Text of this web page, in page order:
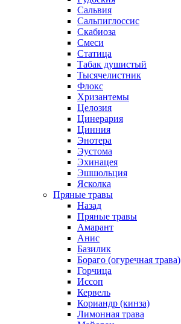
Сальвия
Сальпиглоссис
Скабиоза
Смеси
Статица
Табак душистый
Тысячелистник
Флокс
Хризантемы
Целозия
Цинерария
Цинния
Энотера
Эустома
Эхинацея
Эшшольция
Ясколка
Пряные травы
Назад
Пряные травы
Амарант
Анис
Базилик
Бораго (огуречная трава)
Горчица
Иссоп
Кервель
Кориандр (кинза)
Лимонная трава